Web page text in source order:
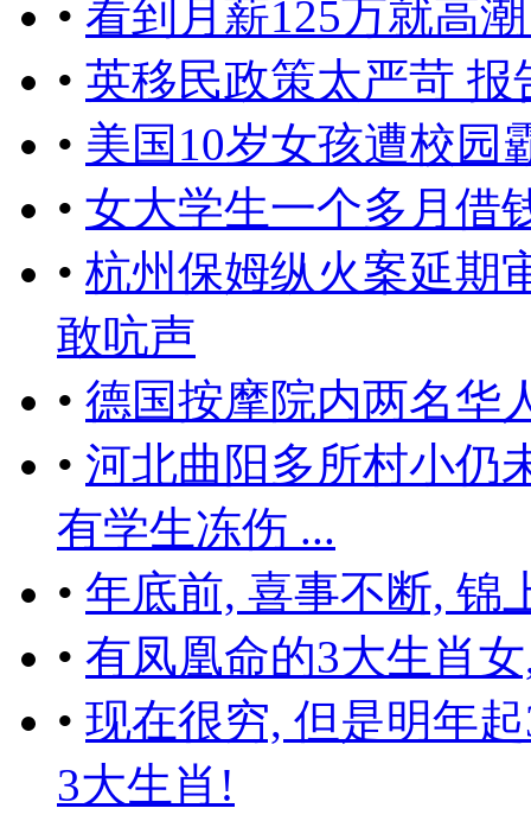
• 看到月薪125万就高
• 英移民政策太严苛
• 美国10岁女孩遭校园
• 女大学生一个多月借
• 杭州保姆纵火案延期
敢吭声
• 德国按摩院内两名华
• 河北曲阳多所村小仍
有学生冻伤 ...
• 年底前, 喜事不断, 锦
• 有凤凰命的3大生肖
• 现在很穷, 但是明年
3大生肖!